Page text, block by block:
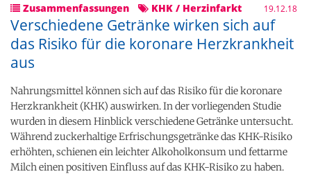
Zusammenfassungen KHK / Herzinfarkt 19.12.18
Verschiedene Getränke wirken sich auf
das Risiko für die koronare Herzkrankheit
aus
Nahrungsmittel können sich auf das Risiko für die koronare
Herzkrankheit (KHK) auswirken. In der vorliegenden Studie
wurden in diesem Hinblick verschiedene Getränke untersucht.
Während zuckerhaltige Erfrischungsgetränke das KHK-Risiko
erhöhten, schienen ein leichter Alkoholkonsum und fettarme
Milch einen positiven Einfluss auf das KHK-Risiko zu haben.